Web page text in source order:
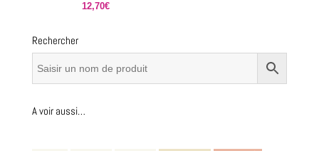
12,70€
Rechercher
A voir aussi…